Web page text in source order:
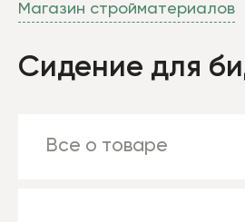
Магазин стройматериалов
Сидение для
Все о товаре